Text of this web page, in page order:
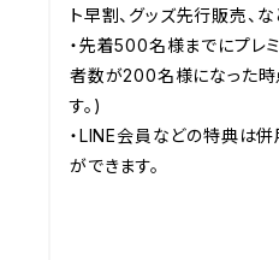
ト早割、グッズ先行販売、な
・先着500名様までにプレ
者数が200名様になった時
す。)
・LINE会員などの特典は
ができます。